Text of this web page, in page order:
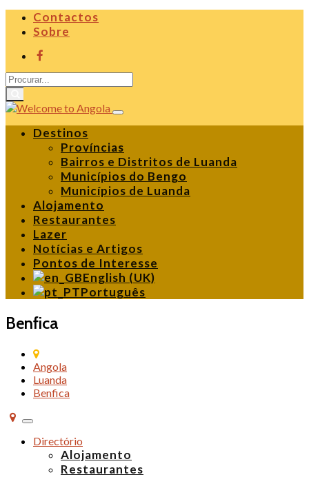
Contactos
Sobre
Destinos
Províncias
Bairros e Distritos de Luanda
Municípios do Bengo
Municípios de Luanda
Alojamento
Restaurantes
Lazer
Notícias e Artigos
Pontos de Interesse
English (UK)
Português
Benfica
Angola
Luanda
Benfica
Alternar
de
navegação
Directório
Alojamento
Restaurantes